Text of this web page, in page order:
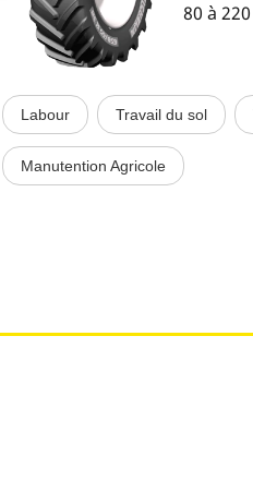
80 à
Labour Travail du sol
Manutention Agricole